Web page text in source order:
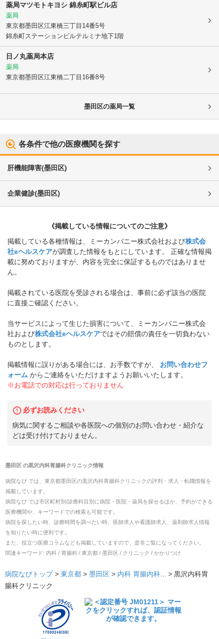
薬局マツモトキヨシ 錦糸町駅ビル店
薬局
東京都墨田区江東橋三丁目14番5号
錦糸町ステーションビルテルミナ地下1階
日ノ丸薬局本店
薬局
東京都墨田区江東橋二丁目16番8号
墨田区の薬局一覧
各条件で他の医療機関を探す
肝機能障害(墨田区)
企業健診(墨田区)
《掲載している情報についてのご注意》
掲載している各種情報は、ミーカンパニー株式会社および株式会
社eヘルスケアが調査した情報をもとにしています。 正確な情報掲
載に努めておりますが、内容を完全に保証するものではありませ
ん。
掲載されている医院を受診される場合は、事前に必ず該当の医院
に直接ご確認ください。
当サービスによって生じた損害について、ミーカンパニー株式会
社および株式会社eヘルスケアではその賠償の責任を一切負わない
ものとします。
掲載情報に誤りがある場合には、お手数ですが、
お問い合わせフ
ォーム からご連絡をいただけますようお願いいたします。
※お電話での対応は行っておりません
必ずお読みください
病気に関するご相談や各医院への個別のお問い合わせ・紹介な
どは受け付けておりません。
墨田区の黒沢内科胃腸科クリニック情報
病院なび では、 東京都墨田区の黒沢内科胃腸科クリニックの評判・求人・転職情報を
掲載しています。
病院なび では市区町村別/診療科目別に病院・医院・薬局を探せるほか、予約ができる
医療機関や、キーワードでの検索も可能です。
病院を探したい時、診療時間を調べたい時、医師求人や看護師求人、薬剤師求人情報
を知りたい時に便利です。
また、役立つ医療コラムなども掲載していますので、是非ご覧になってください。
関連キーワード: 内科 / 胃腸科 / 東京都 / 墨田区 / クリニック / かかりつけ
病院なびトップ> 東京都 > 墨田区 > 内科 胃腸内科 ... > 黒沢内科胃
腸科クリニック